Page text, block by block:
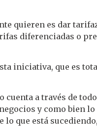
quieren es dar
diferenciadas o
iniciativa, que es
cuenta a través de
y como bien
que está